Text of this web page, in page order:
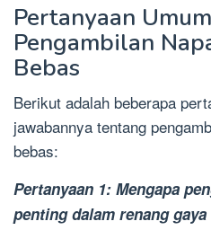
Pertanyaan
Pengambilan
Bebas
Berikut adalah beberapa
jawabannya tentang
bebas:
Pertanyaan 1: Mengapa
penting dalam renang gaya